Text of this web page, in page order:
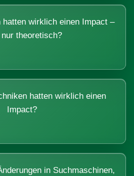
hatten wirklich einen Impact –
theoretisch?
hatten wirklich einen
Impact?
in Suchmaschinen,